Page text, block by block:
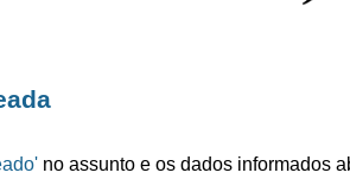
no assunto e os dados informados